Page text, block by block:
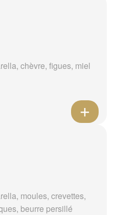
chèvre, figues, miel
moules, crevettes,
beurre persillé